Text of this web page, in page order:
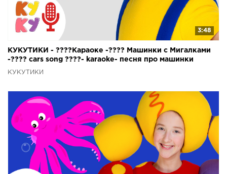
3:48
КУКУТИКИ - ????Караоке -???? Машинки с Мигалками
-???? cars song ????- karaoke- песня про машинки
КУКУТИКИ